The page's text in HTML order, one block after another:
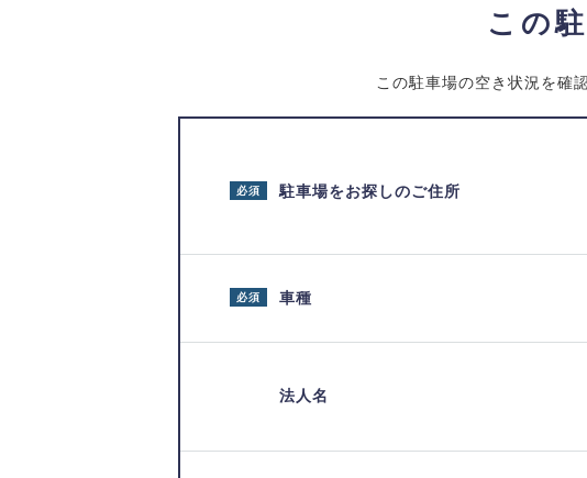
この
この駐車場の空き状況を確
駐車場をお探しのご住所
必須
車種
必須
法人名